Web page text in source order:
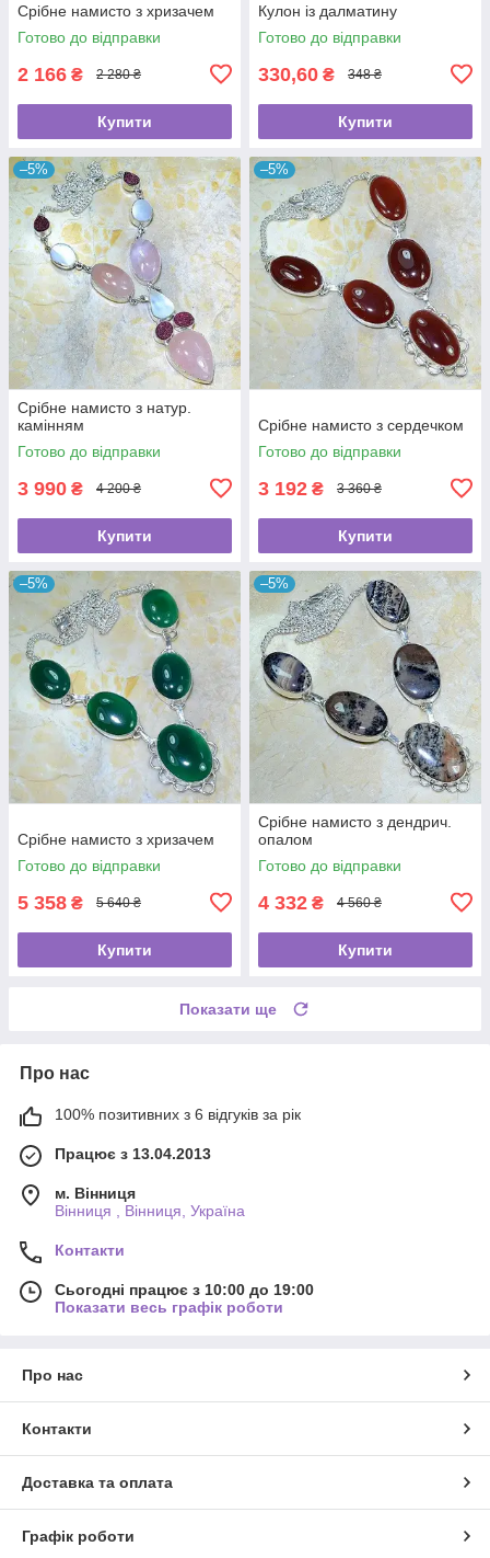
Срібне намисто з хризачем
Готово до відправки
2 166 ₴ 2 280 ₴
Купити
Кулон із далматину
Готово до відправки
330,60 ₴ 348 ₴
Купити
–5%
Срібне намисто з натур.
камінням
Готово до відправки
3 990 ₴ 4 200 ₴
Купити
–5%
Срібне намисто з сердечком
Готово до відправки
3 192 ₴ 3 360 ₴
Купити
–5%
Срібне намисто з хризачем
Готово до відправки
5 358 ₴ 5 640 ₴
Купити
–5%
Срібне намисто з дендрич.
опалом
Готово до відправки
4 332 ₴ 4 560 ₴
Купити
Показати ще
Про нас
100% позитивних з 6 відгуків за рік
Працює з 13.04.2013
м. Вінниця
Вінниця , Вінниця, Україна
Контакти
Сьогодні працює з 10:00 до 19:00
Показати весь графік роботи
Про нас
Контакти
Доставка та оплата
Графік роботи